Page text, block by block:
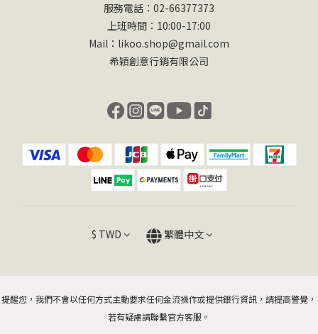
服務電話：02-66377373
上班時間：10:00-17:00
Mail：likoo.shop@gmail.com
希穎創意行銷有限公司
$ TWD 繁體中文
提醒您，我們不會以任何方式主動要求任何金流操作或提供銀行資訊，請提高警覺，
若有疑慮請聯繫官方客服。